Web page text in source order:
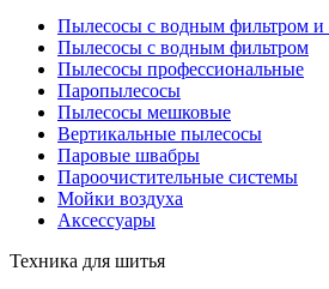
Пылесосы с водным фильтром и
Пылесосы с водным фильтром
Пылесосы профессиональные
Паропылесосы
Пылесосы мешковые
Вертикальные пылесосы
Паровые швабры
Пароочистительные системы
Мойки воздуха
Аксессуары
Техника для шитья